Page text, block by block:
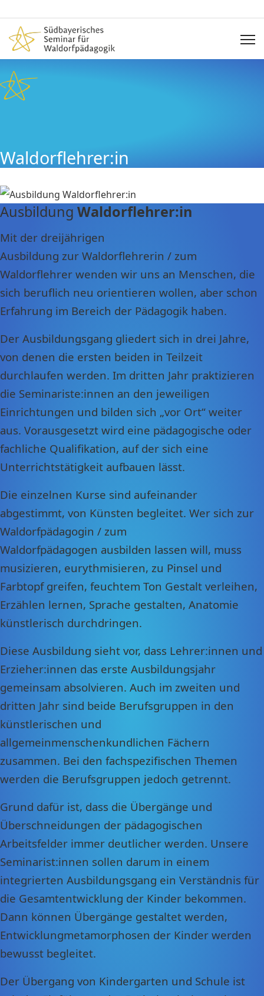
Waldorflehrer:in
Ausbildung Waldorflehrer:in
Mit der dreijährigen
Ausbildung zur Waldorflehrerin / zum
Waldorflehrer wenden wir uns an Menschen, die
sich beruflich neu orientieren wollen, aber schon
Erfahrung im Bereich der Pädagogik haben.
Der Ausbildungsgang gliedert sich in drei Jahre,
von denen die ersten beiden in Teilzeit
durchlaufen werden. Im dritten Jahr praktizieren
die Seminariste:innen an den jeweiligen
Einrichtungen und bilden sich „vor Ort“ weiter
aus. Vorausgesetzt wird eine pädagogische oder
fachliche Qualifikation, auf der sich eine
Unterrichtstätigkeit aufbauen lässt.
Die einzelnen Kurse sind aufeinander
abgestimmt, von Künsten begleitet. Wer sich zur
Waldorfpädagogin / zum
Waldorfpädagogen ausbilden lassen will, muss
musizieren, eurythmisieren, zu Pinsel und
Farbtopf greifen, feuchtem Ton Gestalt verleihen,
Erzählen lernen, Sprache gestalten, Anatomie
künstlerisch durchdringen.
Diese Ausbildung sieht vor, dass Lehrer:innen und
Erzieher:innen das erste Ausbildungsjahr
gemeinsam absolvieren. Auch im zweiten und
dritten Jahr sind beide Berufsgruppen in den
künstlerischen und
allgemeinmenschenkundlichen Fächern
zusammen. Bei den fachspezifischen Themen
werden die Berufsgruppen jedoch getrennt.
Grund dafür ist, dass die Übergänge und
Überschneidungen der pädagogischen
Arbeitsfelder immer deutlicher werden. Unsere
Seminarist:innen sollen darum in einem
integrierten Ausbildungsgang ein Verständnis für
die Gesamtentwicklung der Kinder bekommen.
Dann können Übergänge gestaltet werden,
Entwicklungmetamorphosen der Kinder werden
bewusst begleitet.
Der Übergang von Kindergarten und Schule ist